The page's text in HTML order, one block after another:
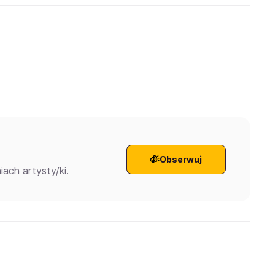
artysty/ki.
Obserwuj